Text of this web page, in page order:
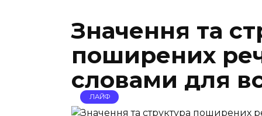
Значення та
поширених
словами для
ЛАЙФ